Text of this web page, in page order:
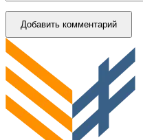
Добавить комментарий